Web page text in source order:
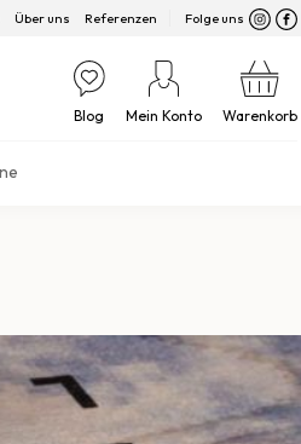
Über uns Referenzen Folge uns
Blog Mein Konto Warenkorb